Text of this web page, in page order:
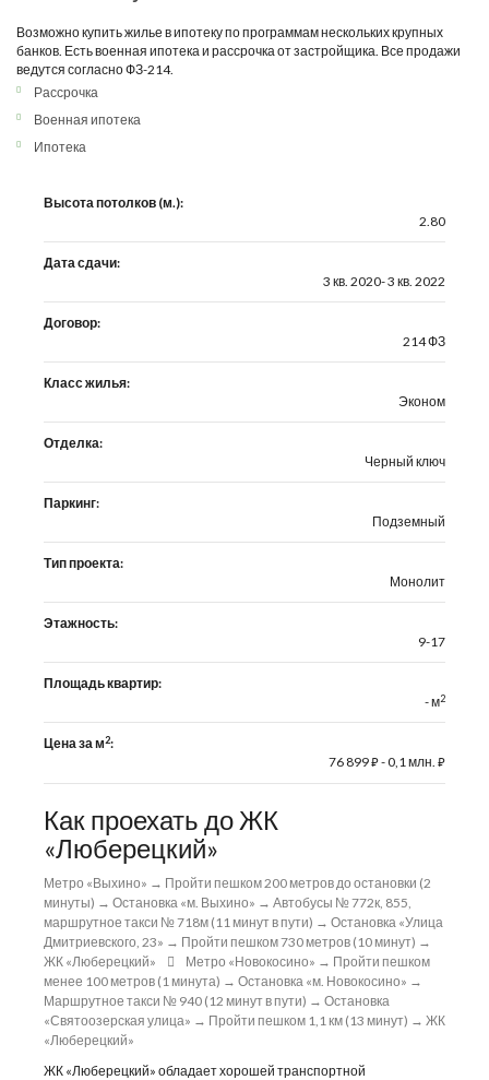
Возможно купить жилье в ипотеку по программам нескольких крупных
банков. Есть военная ипотека и рассрочка от застройщика. Все продажи
ведутся согласно ФЗ-214.
Рассрочка
Военная ипотека
Ипотека
Высота потолков (м.):
2.80
Дата сдачи:
3 кв. 2020- 3 кв. 2022
Договор:
214 ФЗ
Класс жилья:
Эконом
Отделка:
Черный ключ
Паркинг:
Подземный
Тип проекта:
Монолит
Этажность:
9-17
Площадь квартир:
- м2
Цена за м2:
76 899⃏- 0,1 млн. ⃏
Как проехать до ЖК
«Люберецкий»
Метро «Выхино» → Пройти пешком 200 метров до остановки (2
минуты) → Остановка «м. Выхино» → Автобусы № 772к, 855,
маршрутное такси № 718м (11 минут в пути) → Остановка «Улица
Дмитриевского, 23» → Пройти пешком 730 метров (10 минут) →
ЖК «Люберецкий»
Метро «Новокосино» → Пройти пешком
менее 100 метров (1 минута) → Остановка «м. Новокосино» →
Маршрутное такси № 940 (12 минут в пути) → Остановка
«Святоозерская улица» → Пройти пешком 1,1 км (13 минут) → ЖК
«Люберецкий»
ЖК «Люберецкий» обладает хорошей транспортной